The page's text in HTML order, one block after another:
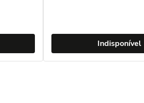
Indisponível